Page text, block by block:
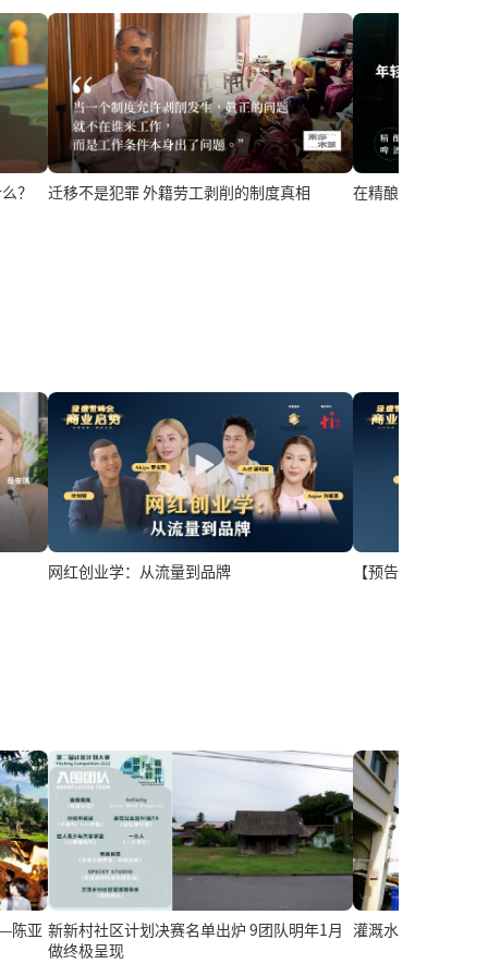
？ 迁移不是犯罪 外籍劳工剥削的制度真相 在精酿酒馆，年轻
网红创业学：从流量到品牌 【预告】老行业新
陈亚 新新村社区计划决赛名单出炉 9团队明年1月
做终极呈现
灌溉水管末端 让